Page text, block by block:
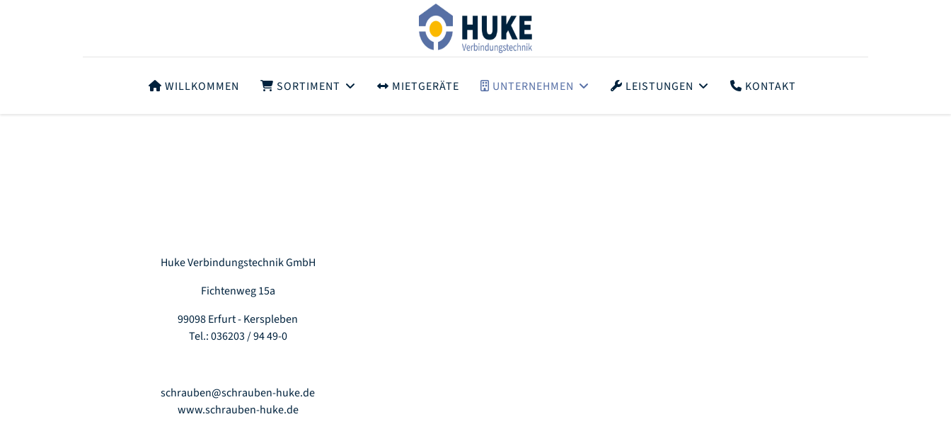
WILLKOMMEN SORTIMENT MIETGERÄTE UNTERNEHMEN LEISTUNGEN KONTAKT
Huke Verbindungstechnik GmbH
Fichtenweg 15a
99098 Erfurt - Kerspleben
Tel.: 036203 / 94 49-0
schrauben@schrauben-huke.de
www.schrauben-huke.de